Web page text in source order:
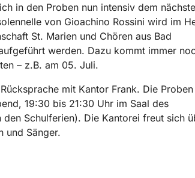
in den Proben nun intensiv dem
von Gioachino Rossini wird im
St. Marien und Chören aus Bad
werden. Dazu kommt immer
– z.B. am 05. Juli.
mit Kantor Frank. Die Proben
19:30 bis 21:30 Uhr im Saal des
den Schulferien). Die Kantorei freut sich
und Sänger.